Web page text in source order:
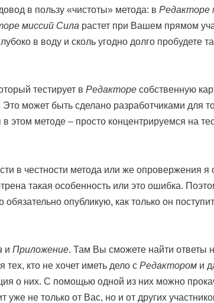
в пользу «чистоты» метода: в Редакторе
миссий Сила растет при Вашем прямом
в воду и сколь угодно долго пробудете
тестирует в Редакторе собственную
Это может быть сделано разработчиками для
этом методе – просто концентрируемся на
в честности метода или же опровержения я
такая особенность или это ошибка.
опубликую, как только он
и Приложение. Там Вы сможете найти ответы
тех, кто не хочет иметь дело с Редактором и
о них. С помощью одной из них можно
не только от Вас, но и от других